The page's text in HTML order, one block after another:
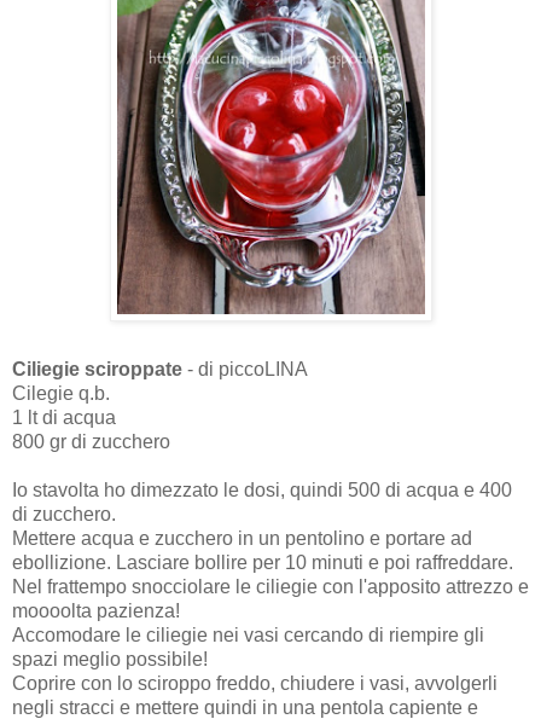
Ciliegie sciroppate - di piccoLINA
Cilegie q.b.
1 lt di acqua
800 gr di zucchero
Io stavolta ho dimezzato le dosi, quindi 500 di acqua e 400
di zucchero.
Mettere acqua e zucchero in un pentolino e portare ad
ebollizione. Lasciare bollire per 10 minuti e poi raffreddare.
Nel frattempo snocciolare le ciliegie con l'apposito attrezzo e
moooolta pazienza!
Accomodare le ciliegie nei vasi cercando di riempire gli
spazi meglio possibile!
Coprire con lo sciroppo freddo, chiudere i vasi, avvolgerli
negli stracci e mettere quindi in una pentola capiente e